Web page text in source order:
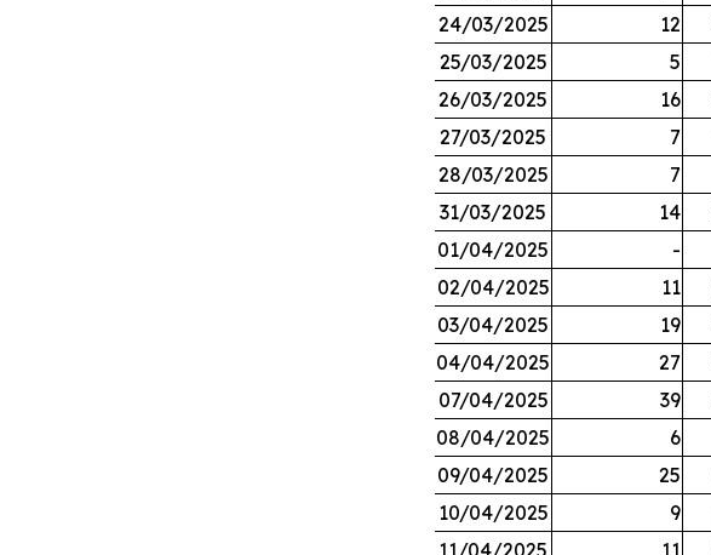
24/03/2025
12
25/03/2025
5
26/03/2025
16
27/03/2025
7
28/03/2025
7
31/03/2025
14
01/04/2025
-
02/04/2025
11
03/04/2025
19
04/04/2025
27
07/04/2025
39
08/04/2025
6
09/04/2025
25
10/04/2025
9
11/04/2025
11